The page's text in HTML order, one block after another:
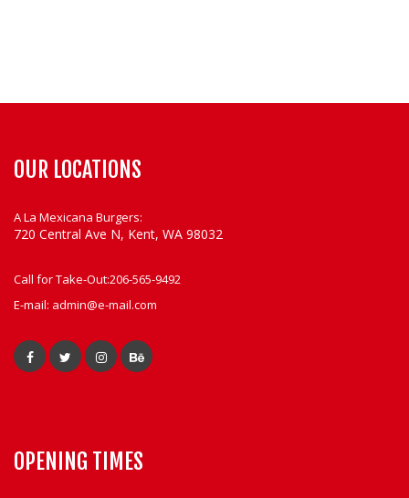
OUR LOCATIONS
A La Mexicana Burgers:
720 Central Ave N, Kent, WA 98032
Call for Take-Out:206-565-9492
E-mail: admin@e-mail.com
OPENING TIMES